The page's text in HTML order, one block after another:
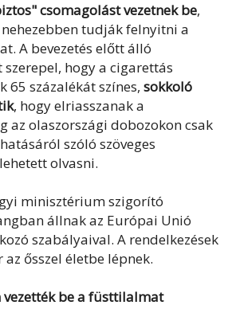
csomagolást vezetnek be,
tudják felnyitni a
A bevezetés előtt álló
hogy a cigarettás
65 százalékát színes, sokkoló
, hogy elriasszanak a
az olaszországi dobozokon csak
szóló szöveges
olvasni.
minisztérium szigorító
állnak az Európai Unió
szabályaival. A rendelkezések
ősszel életbe lépnek.
be a füsttilalmat